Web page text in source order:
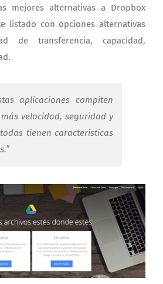
mejores alternativas a Dropbox
listado con opciones alternativas
de transferencia, capacidad,
aplicaciones compiten
velocidad, seguridad y
tienen características